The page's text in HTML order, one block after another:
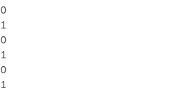
0
1
0
1
0
1